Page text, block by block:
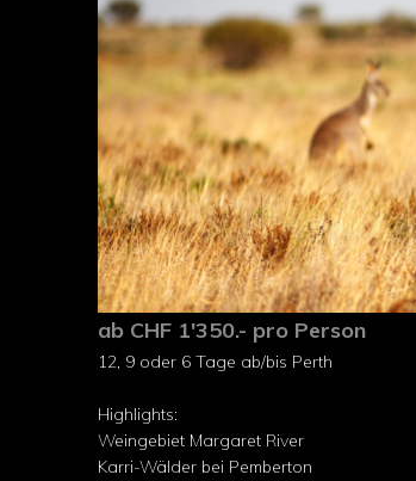
ab CHF 1'350.- pro Person
12, 9 oder 6 Tage ab/bis Perth
Highlights:
Weingebiet Margaret River
Karri-Wälder bei Pemberton